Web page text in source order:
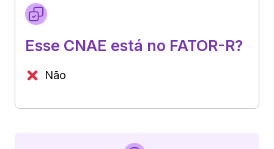
Esse CNAE está no FATOR-R?
Não